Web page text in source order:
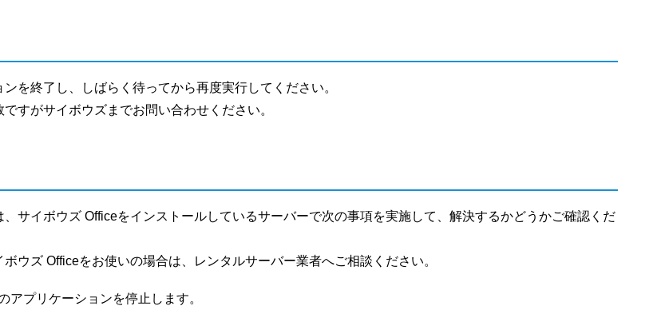
を終了し、しばらく待ってから再度実行してください。
すがサイボウズまでお問い合わせください。
サイボウズ Officeをインストールしているサーバーで次の事項を実施して、解決するかどうかご確認くだ
ウズ Officeをお使いの場合は、レンタルサーバー業者へご相談ください。
アプリケーションを停止します。